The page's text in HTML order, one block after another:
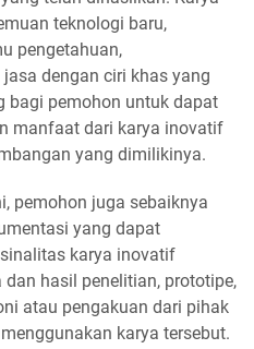
teknologi baru,
pengetahuan,
dengan ciri khas yang
bagi pemohon untuk dapat
manfaat dari karya inovatif
yang dimilikinya.
pemohon juga sebaiknya
yang dapat
karya inovatif
hasil penelitian, prototipe,
atau pengakuan dari pihak
karya tersebut.